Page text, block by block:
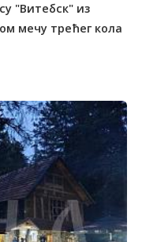
"Витебск" из
мечу трећег кола